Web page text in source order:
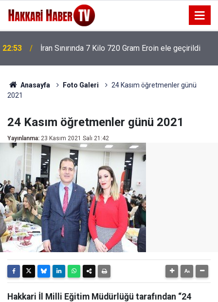
22:53 İran Sınırında 7 Kilo 720 Gram Eroin ele geçirildi
Anasayfa Foto Galeri
24 Kasım öğretmenler günü
2021
24 Kasım öğretmenler günü 2021
Yayınlanma: 23 Kasım 2021 Salı 21:42
Hakkari İl Milli Eğitim Müdürlüğü tarafından “24